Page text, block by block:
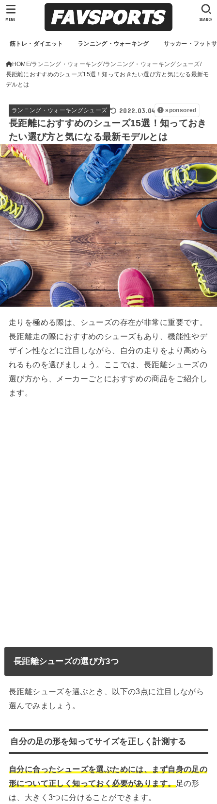
筋トレ・ダイエット ランニング・ウォーキング サッカー・フット
SEARCH
MENU
HOME ランニング・ウォーキング ランニング・ウォーキングシューズ
長距離におすすめのシューズ15選！知っておきたい選び方と気になる最新モ
デルとは
ランニング・ウォーキングシューズ 2022.03.04 sponsored
長距離におすすめのシューズ15選！知っておき
たい選び方と気になる最新モデルとは
走りを極める際は、シューズの存在が非常に重要です。
長距離走の際におすすめのシューズもあり、機能性やデ
ザイン性などに注目しながら、自分の走りをより高めら
れるものを選びましょう。ここでは、長距離シューズの
選び方から、メーカーごとにおすすめの商品をご紹介し
ます。
長距離シューズの選び方3つ
長距離シューズを選ぶとき、以下の3点に注目しながら
選んでみましょう。
自分の足の形を知ってサイズを正しく計測する
自分に合ったシューズを選ぶためには、まず自身の足の
形について正しく知っておく必要があります。足の形
は、大きく3つに分けることができます。